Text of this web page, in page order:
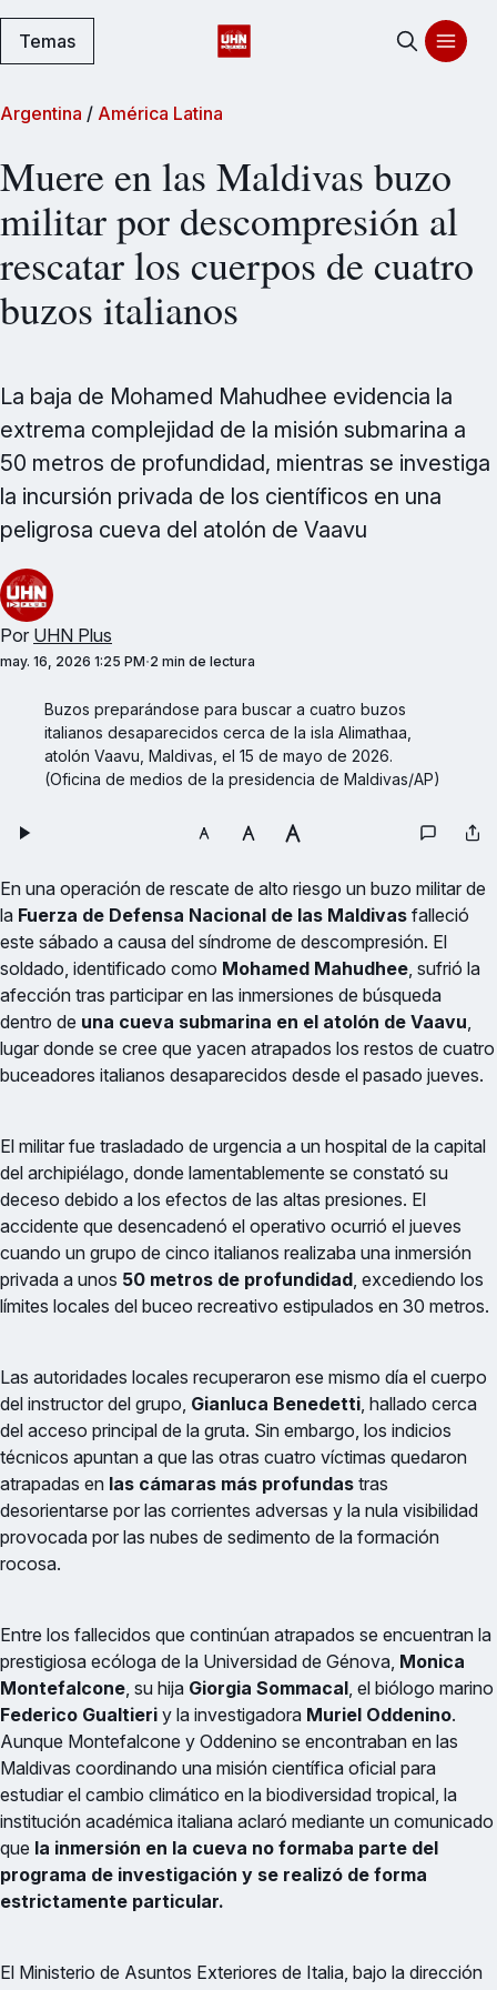
Temas
Argentina / América Latina
Muere en las Maldivas buzo
militar por descompresión al
rescatar los cuerpos de cuatro
buzos italianos
La baja de Mohamed Mahudhee evidencia la
extrema complejidad de la misión submarina a
50 metros de profundidad, mientras se investiga
la incursión privada de los científicos en una
peligrosa cueva del atolón de Vaavu
Por UHN Plus
may. 16, 2026 1:25 PM 2 min de lectura
Buzos preparándose para buscar a cuatro buzos
italianos desaparecidos cerca de la isla Alimathaa,
atolón Vaavu, Maldivas, el 15 de mayo de 2026.
(Oficina de medios de la presidencia de Maldivas/AP)
En una operación de rescate de alto riesgo un buzo militar de
la Fuerza de Defensa Nacional de las Maldivas falleció
este sábado a causa del síndrome de descompresión. El
soldado, identificado como Mohamed Mahudhee, sufrió la
afección tras participar en las inmersiones de búsqueda
dentro de una cueva submarina en el atolón de Vaavu,
lugar donde se cree que yacen atrapados los restos de cuatro
buceadores italianos desaparecidos desde el pasado jueves.
El militar fue trasladado de urgencia a un hospital de la capital
del archipiélago, donde lamentablemente se constató su
deceso debido a los efectos de las altas presiones. El
accidente que desencadenó el operativo ocurrió el jueves
cuando un grupo de cinco italianos realizaba una inmersión
privada a unos 50 metros de profundidad, excediendo los
límites locales del buceo recreativo estipulados en 30 metros.
Las autoridades locales recuperaron ese mismo día el cuerpo
del instructor del grupo, Gianluca Benedetti, hallado cerca
del acceso principal de la gruta. Sin embargo, los indicios
técnicos apuntan a que las otras cuatro víctimas quedaron
atrapadas en las cámaras más profundas tras
desorientarse por las corrientes adversas y la nula visibilidad
provocada por las nubes de sedimento de la formación
rocosa.
Entre los fallecidos que continúan atrapados se encuentran la
prestigiosa ecóloga de la Universidad de Génova, Monica
Montefalcone, su hija Giorgia Sommacal, el biólogo marino
Federico Gualtieri y la investigadora Muriel Oddenino.
Aunque Montefalcone y Oddenino se encontraban en las
Maldivas coordinando una misión científica oficial para
estudiar el cambio climático en la biodiversidad tropical, la
institución académica italiana aclaró mediante un comunicado
que la inmersión en la cueva no formaba parte del
programa de investigación y se realizó de forma
estrictamente particular.
El Ministerio de Asuntos Exteriores de Italia, bajo la dirección